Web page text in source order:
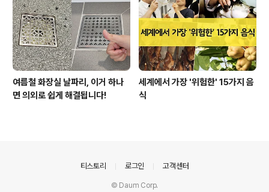
여름철 화장실 날파리, 이거 하나
면 의외로 쉽게 해결됩니다!
세계에서 가장 '위험한' 15가지 음
식
티스토리 로그인 고객센터
© Daum Corp.